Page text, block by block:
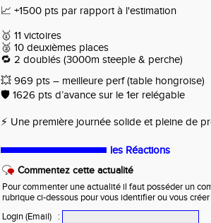
📈 +1500 pts par rapport à l'estimation
🥇 11 victoires
🥈 10 deuxièmes places
🔁 2 doublés (3000m steeple & perche)
💥 969 pts – meilleure perf (table hongroise)
🛡️ 1626 pts d’avance sur le 1er relégable
⚡ Une première journée solide et pleine de
les Réactions
Commentez cette actualité
Pour commenter une actualité il faut posséder un
rubrique ci-dessous pour vous identifier ou vous
Login (Email)
: